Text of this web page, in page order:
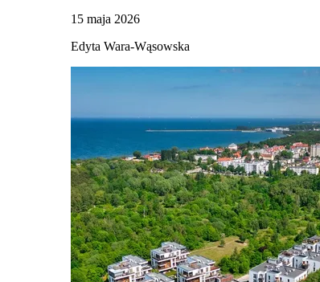
15 maja 2026
Edyta Wara-Wąsowska